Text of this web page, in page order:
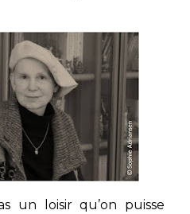
un loisir qu’on puisse